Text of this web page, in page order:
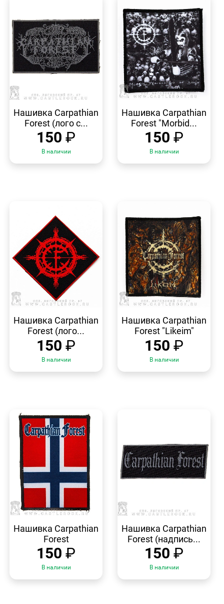
ПРОСМОТР
Нашивка Carpathian
Forest (лого с...
150 ₽
В наличии
ПРОСМОТР
Нашивка Carpathian
Forest "Morbid...
150 ₽
В наличии
ПРОСМОТР
Нашивка Carpathian
Forest (лого...
150 ₽
В наличии
ПРОСМОТР
Нашивка Carpathian
Forest "Likeim"
150 ₽
В наличии
ПРОСМОТР
Нашивка Carpathian
Forest
150 ₽
В наличии
ПРОСМОТР
Нашивка Carpathian
Forest (надпись...
150 ₽
В наличии